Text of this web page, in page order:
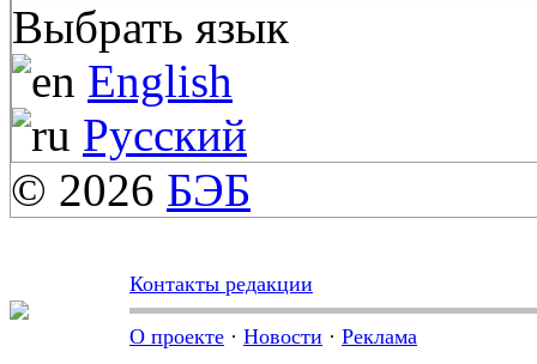
Выбрать язык
English
Русский
© 2026 БЭБ
Контакты редакции
О проекте · Новости · Реклама